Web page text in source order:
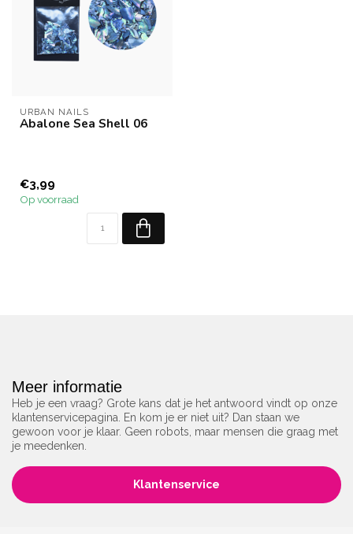
URBAN NAILS
Abalone Sea Shell 06
€3,99
Op voorraad
Meer informatie
Heb je een vraag? Grote kans dat je het antwoord vindt op onze
klantenservicepagina. En kom je er niet uit? Dan staan we
gewoon voor je klaar. Geen robots, maar mensen die graag met
je meedenken.
Klantenservice